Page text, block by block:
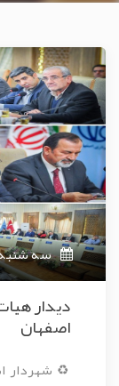
سه شنبه 3 تیر 1399
دیدار
اصفهان
♻️ شهردار